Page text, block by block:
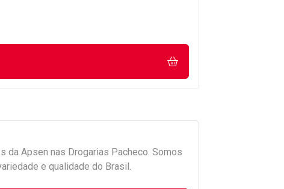
da Apsen nas Drogarias Pacheco. Somos
e qualidade do Brasil.